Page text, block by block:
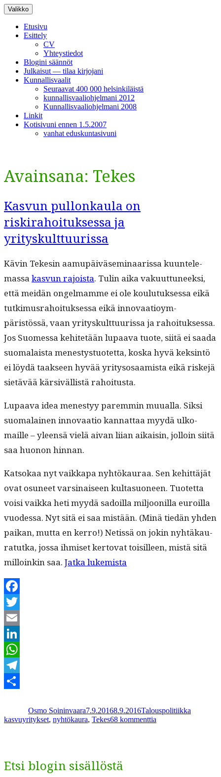
Siirry
sisältöön
Valikko
Etusivu
Esittely
CV
Yhteystiedot
Blogini säännöt
Julkaisut — tilaa kirjojani
Kunnallisvaalit
Seuraavat 400 000 helsinkiläistä
kunnallisvaaliohjelmani 2012
Kunnallisvaaliohjelmani 2008
Linkit
Kotisivuni ennen 1.5.2007
vanhat eduskuntasivuni
Avainsana: Tekes
Kasvun pullonkaula on
riskirahoituksessa ja
yrityskulttuurissa
Kävin Tekesin aamupäiväsem­i­naaris­sa kuun­tele­
mas­sa kasvun rajoista. Tulin aika vaku­ut­tuneek­si,
että mei­dän ongel­mamme ei ole koulu­tuk­ses­sa eikä
tutkimus­ra­hoituk­ses­sa eikä inno­vaa­tioym­
päristössä, vaan yri­tyskult­tuuris­sa ja rahoituk­ses­sa.
Jos Suomes­sa kehitetään lupaa­va tuote, siitä ei saa­da
suo­ma­laista men­estys­tuotet­ta, kos­ka hyvä keksin­tö
ei löy­dä taak­seen hyvää yri­tysosaamista eikä riske­jä
sietävää kär­siväl­listä rahoitusta.
Lupaa­va idea men­estyy parem­min muual­la. Sik­si
suo­ma­lainen inno­vaa­tio kan­nat­taa myy­dä ulko­
maille – yleen­sä vielä aivan liian aikaisin, jol­loin siitä
saa huonon hinnan.
Kat­sokaa nyt vaikka­pa nyhtökau­raa. Sen kehit­täjät
ovat osuneet varsi­naiseen kul­ta­suoneen. Tuotet­ta
voisi vaik­ka heti myy­dä sadoil­la miljoonil­la euroil­la
vuodessa. Nyt sitä ei saa mis­tään. (Minä tiedän yhden
paikan, mut­ta en ker­ro!) Netis­sä on jokin nyhtäkau­
ratut­ka, jos­sa ihmiset ker­to­vat toisilleen, mis­tä sitä
mil­loinkin saa. Jat­ka lukemista
yrityskulttuurissa”
Facebook
Twitter
Email
LinkedIn
WhatsApp
Telegram
Osmo Soininvaara7.9.20168.9.2016Talouspolitiikka
kasvuyritykset, nyhtökaura, Tekes68 kommenttia
Etsi blogin sisällöstä